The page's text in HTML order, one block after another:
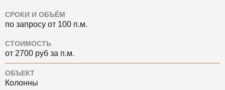
СРОКИ И ОБЪЁМ
по запросу от 100 п.м.
СТОИМОСТЬ
от 2700 руб за п.м.
ОБЪЕКТ
Колонны